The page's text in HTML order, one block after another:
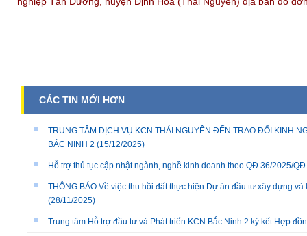
CÁC TIN MỚI HƠN
TRUNG TÂM DỊCH VỤ KCN THÁI NGUYÊN ĐẾN TRAO ĐỔI KINH
BẮC NINH 2 (15/12/2025)
Hỗ trợ thủ tục cập nhật ngành, nghề kinh doanh theo QĐ 36/2025/
THÔNG BÁO Về việc thu hồi đất thực hiện Dự án đầu tư xây dựng
(28/11/2025)
Trung tâm Hỗ trợ đầu tư và Phát triển KCN Bắc Ninh 2 ký kết Hợp